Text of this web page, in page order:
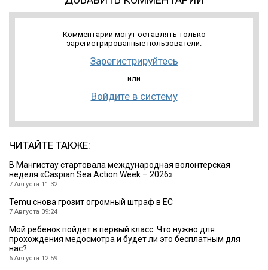
Комментарии могут оставлять только
зарегистрированные пользователи.
Зарегистрируйтесь
или
Войдите в систему
ЧИТАЙТЕ ТАКЖЕ:
B Мангистау стартовала международная волонтерская
неделя «Caspian Sea Action Week – 2026»
7 Августа 11:32
Temu снова грозит огромный штраф в ЕС
7 Августа 09:24
Мой ребенок пойдет в первый класс. Что нужно для
прохождения медосмотра и будет ли это бесплатным для
нас?
6 Августа 12:59